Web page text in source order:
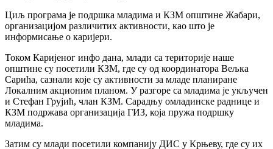
Циљ програма је подршка младима и КЗМ општине Жабари,
организацијом различитих активности, као што је
информисање о каријери.
Током Каријеног инфо дана, млади са територије наше
општине су посетили КЗМ, где су од координатора Вељка
Сарића, сазнали које су активности за младе планиране
Локалним акционим планом. У разгоре са младима је укључен
и Стефан Грујић, члан КЗМ. Сарадњу омладинске раднице и
КЗМ подржава организација ГИЗ, која пружа подршку
младима.
Затим су млади посетили компанију ДИС у Крњеву, где су их